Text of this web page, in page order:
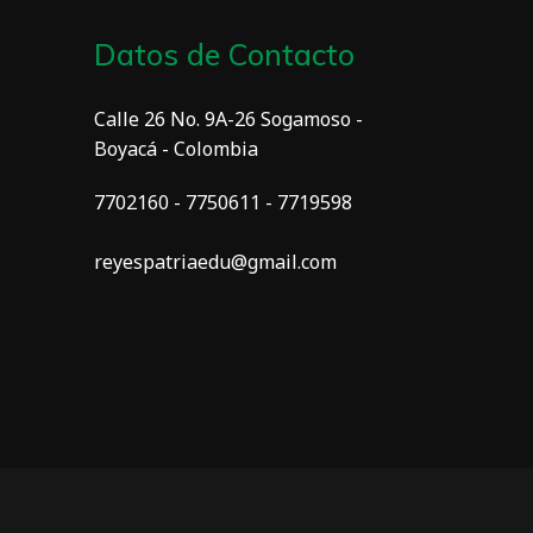
Datos de Contacto
Calle 26 No. 9A-26 Sogamoso -
Boyacá - Colombia
7702160 - 7750611 - 7719598
reyespatriaedu@gmail.com